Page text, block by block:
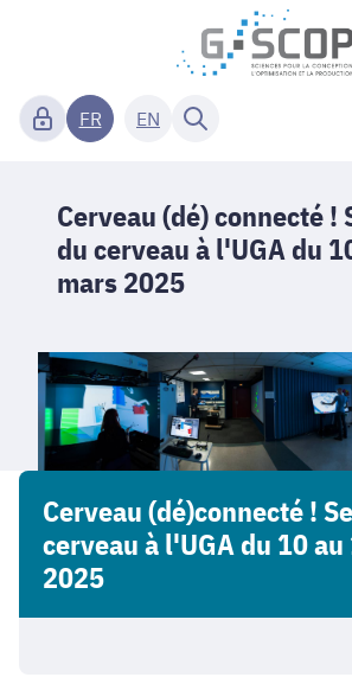
FR EN
Cerveau (dé) connecté !
du cerveau à l'UGA du
mars 2025
Cerveau (dé)connecté !
cerveau à l'UGA du 10
2025